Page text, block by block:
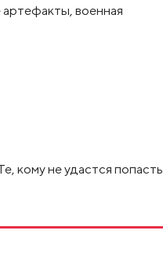
военная
кому не удастся попасть